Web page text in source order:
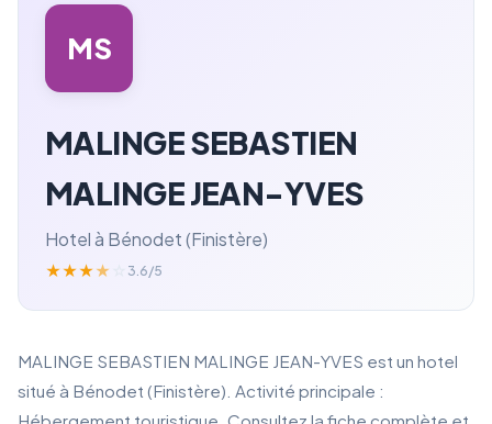
MS
MALINGE SEBASTIEN
MALINGE JEAN-YVES
Hotel à Bénodet (Finistère)
★★★★ 3.6/5
MALINGE SEBASTIEN MALINGE JEAN-YVES est un hotel
situé à Bénodet (Finistère). Activité principale :